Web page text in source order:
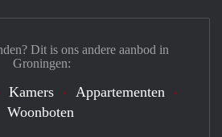
Dit is ons andere aanbod in
Groningen:
Kamers
Appartementen
Woonboten